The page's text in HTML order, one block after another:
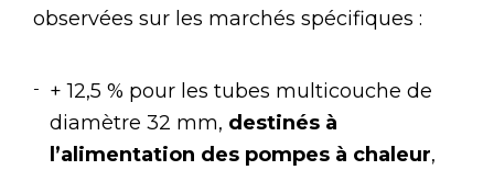
observées sur les marchés spécifiques :
+ 12,5 % pour les tubes multicouche de
diamètre 32 mm, destinés à
l’alimentation des pompes à chaleur,